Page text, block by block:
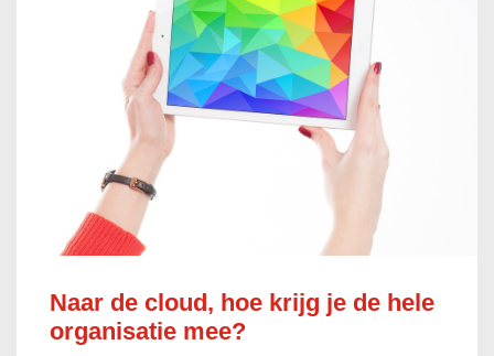
Naar de cloud, hoe krijg je de hele
organisatie mee?